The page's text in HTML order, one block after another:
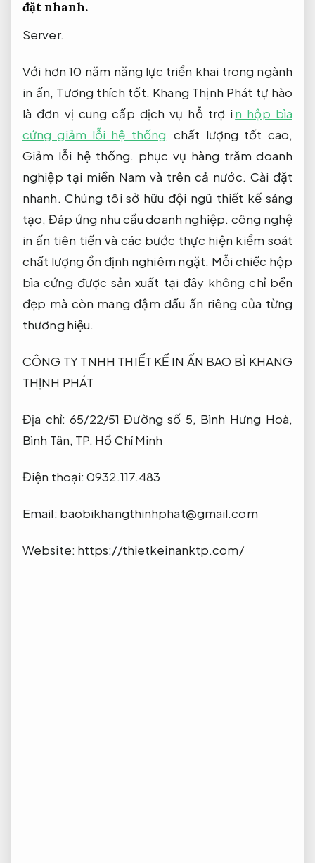
đặt nhanh.
Server.
Với hơn 10 năm năng lực triển khai trong ngành
in ấn, Tương thích tốt. Khang Thịnh Phát tự hào
là đơn vị cung cấp dịch vụ hỗ trợ i n hộp bìa
cứng giảm lỗi hệ thống chất lượng tốt cao,
Giảm lỗi hệ thống. phục vụ hàng trăm doanh
nghiệp tại miền Nam và trên cả nước. Cài đặt
nhanh. Chúng tôi sở hữu đội ngũ thiết kế sáng
tạo, Đáp ứng nhu cầu doanh nghiệp. công nghệ
in ấn tiên tiến và các bước thực hiện kiểm soát
chất lượng ổn định nghiêm ngặt. Mỗi chiếc hộp
bìa cứng được sản xuất tại đây không chỉ bền
đẹp mà còn mang đậm dấu ấn riêng của từng
thương hiệu.
CÔNG TY TNHH THIẾT KẾ IN ẤN BAO BÌ KHANG
THỊNH PHÁT
Địa chỉ: 65/22/51 Đường số 5, Bình Hưng Hoà,
Bình Tân, TP. Hồ Chí Minh
Điện thoại: 0932.117.483
Email: baobikhangthinhphat@gmail.com
Website: https://thietkeinanktp.com/